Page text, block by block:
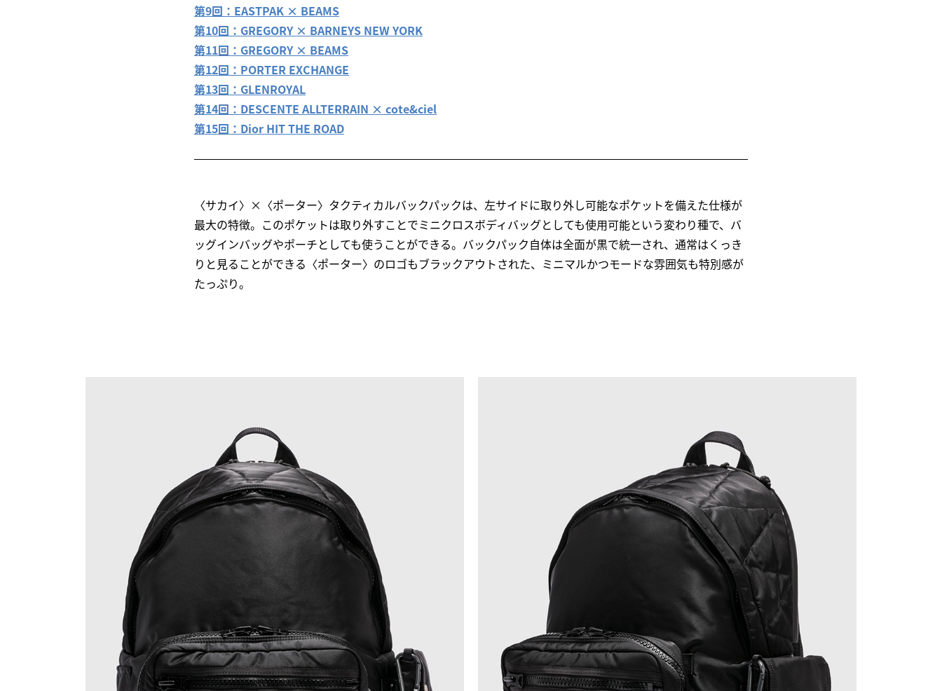
第9回：EASTPAK × BEAMS
第10回：GREGORY × BARNEYS NEW YORK
第11回：GREGORY × BEAMS
第12回：PORTER EXCHANGE
第13回：GLENROYAL
第14回：DESCENTE ALLTERRAIN × cote&ciel
第15回：Dior HIT THE ROAD
〈サカイ〉×〈ポーター〉タクティカルバックパックは、左サイドに取り外し可能なポケットを備えた仕様が
最大の特徴。このポケットは取り外すことでミニクロスボディバッグとしても使用可能という変わり種で、バ
ッグインバッグやポーチとしても使うことができる。バックパック自体は全面が黒で統一され、通常はくっき
りと見ることができる〈ポーター〉のロゴもブラックアウトされた、ミニマルかつモードな雰囲気も特別感が
たっぷり。